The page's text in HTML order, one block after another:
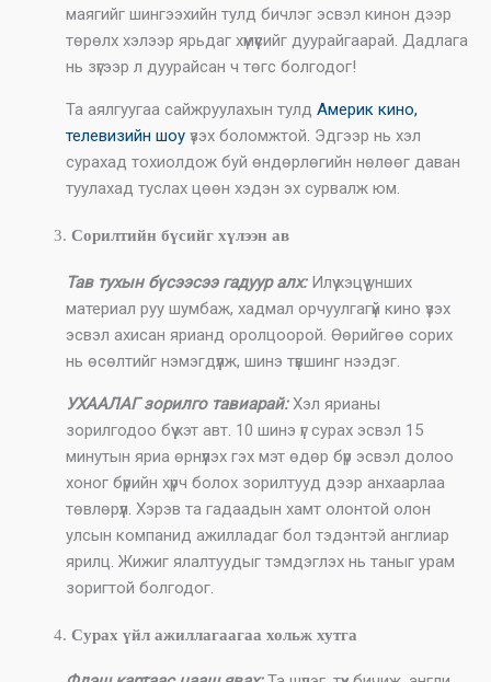
маягийг шингээхийн тулд бичлэг эсвэл кинон дээр
төрөлх хэлээр ярьдаг хүмүүсийг дуурайгаарай. Дадлага
нь зүгээр л дуурайсан ч төгс болгодог!
Та аялгуугаа сайжруулахын тулд Америк кино,
телевизийн шоу үзэх боломжтой. Эдгээр нь хэл
сурахад тохиолдож буй өндөрлөгийн нөлөөг даван
туулахад туслах цөөн хэдэн эх сурвалж юм.
Сорилтийн бүсийг хүлээн ав
Тав тухын бүсээсээ гадуур алх:Илүү хэцүү унших
материал руу шумбаж, хадмал орчуулгагүй кино үзэх
эсвэл ахисан ярианд оролцоорой. Өөрийгөө сорих
нь өсөлтийг нэмэгдүүлж, шинэ түвшинг нээдэг.
УХААЛАГ зорилго тавиарай:Хэл ярианы
зорилгодоо бүү хэт авт. 10 шинэ үг сурах эсвэл 15
минутын яриа өрнүүлэх гэх мэт өдөр бүр эсвэл долоо
хоног бүрийн хүрч болох зорилтууд дээр анхаарлаа
төвлөрүүл. Хэрэв та гадаадын хамт олонтой олон
улсын компанид ажилладаг бол тэдэнтэй англиар
ярилц. Жижиг ялалтуудыг тэмдэглэх нь таныг урам
зоригтой болгодог.
Сурах үйл ажиллагаагаа хольж хутга